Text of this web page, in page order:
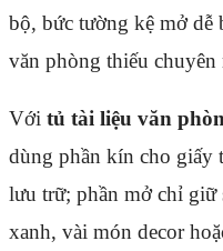
bộ, bức tường kệ mở dễ
văn phòng thiếu chuyên
Với tủ tài liệu văn
dùng phần kín cho giấy
lưu trữ; phần mở chỉ giữ
xanh, vài món decor